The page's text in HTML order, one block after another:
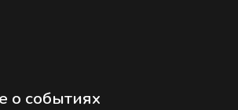
о событиях